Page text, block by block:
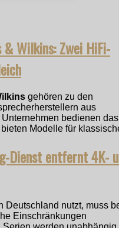
& Wilkins: Zwei HiFi-
gehören zu den
aus
bedienen das
Modelle für
Dienst entfernt 4K-
Deutschland nutzt, muss
Einschränkungen